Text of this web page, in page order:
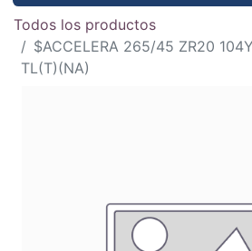
Todos los productos
$ACCELERA 265/45 ZR20
TL(T)(NA)